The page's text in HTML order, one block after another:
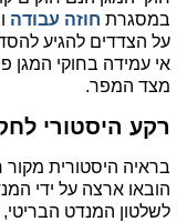
במסגרת חוזה עבודה
על הצדדים להגיע
אי עמידה בחוקי המגן
מצד המפר.
רקע היסטורי
בראיה היסטורית
הובאו ארצה על ידי
לשלטון המנדט